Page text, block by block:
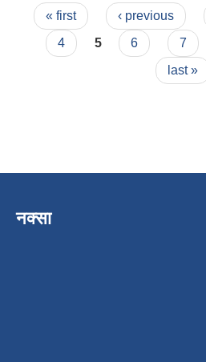
Pages
« first ‹ previous
4
5 6 7
last »
नक्सा